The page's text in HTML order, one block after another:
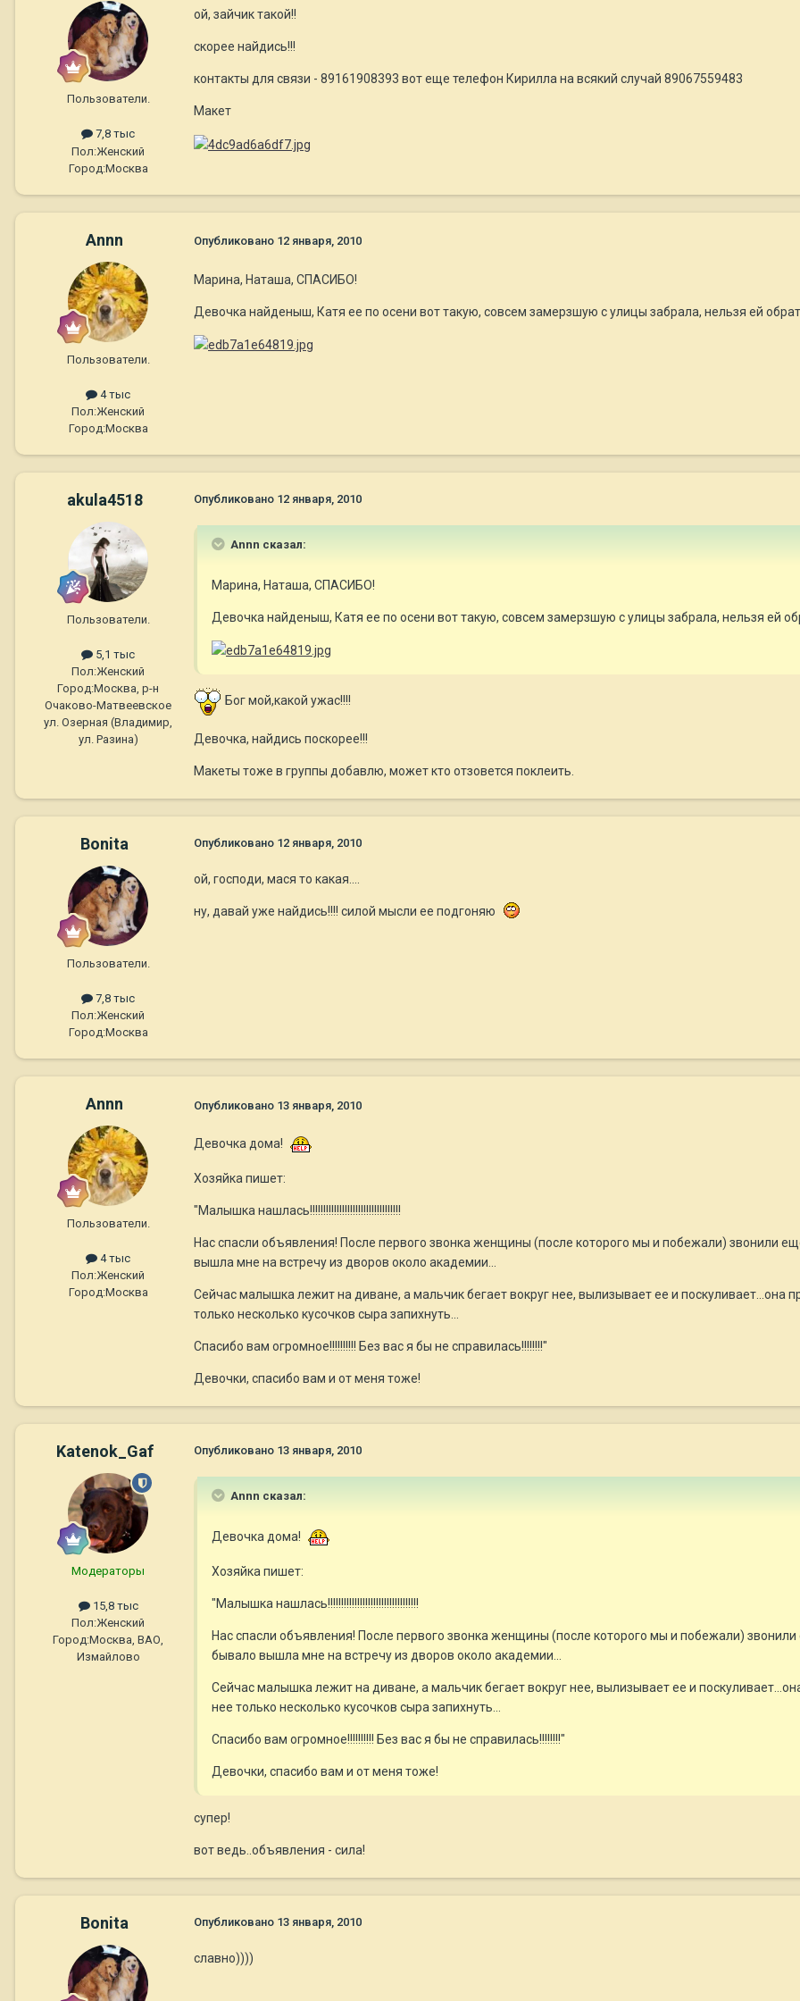
Пользователи.
7,8 тыс
Пол:Женский
Город:Москва
ой, зайчик такой!!
скорее найдись!!!
контакты для связи - 89161908393 вот еще телефон Кирилла на всякий случай 89067559483
Макет
Annn
Пользователи.
4 тыс
Пол:Женский
Город:Москва
Опубликовано 12 января, 2010
Марина, Наташа, СПАСИБО!
Девочка найденыш, Катя ее по осени вот такую, совсем замерзшую с улицы забрала, нельзя ей
akula4518
Пользователи.
5,1 тыс
Пол:Женский
Город:Москва, р-н
Очаково-Матвеевское
ул. Озерная (Владимир,
ул. Разина)
Опубликовано 12 января, 2010
Annn сказал:
Марина, Наташа, СПАСИБО!
Девочка найденыш, Катя ее по осени вот такую, совсем замерзшую с улицы забрала, нельзя ей
Бог мой,какой ужас!!!!
Девочка, найдись поскорее!!!
Макеты тоже в группы добавлю, может кто отзовется поклеить.
Bonita
Пользователи.
7,8 тыс
Пол:Женский
Город:Москва
Опубликовано 12 января, 2010
ой, господи, мася то какая....
ну, давай уже найдись!!!! силой мысли ее подгоняю
Annn
Пользователи.
4 тыс
Пол:Женский
Город:Москва
Опубликовано 13 января, 2010
Девочка дома!
Хозяйка пишет:
"Малышка нашлась!!!!!!!!!!!!!!!!!!!!!!!!!!!!!!!!!!
Нас спасли объявления! После первого звонка женщины (после которого мы и побежали) звонили
вышла мне на встречу из дворов около академии...
Сейчас малышка лежит на диване, а мальчик бегает вокруг нее, вылизывает ее и поскуливает...она
только несколько кусочков сыра запихнуть...
Спасибо вам огромное!!!!!!!!!! Без вас я бы не справилась!!!!!!!!"
Девочки, спасибо вам и от меня тоже!
Katenok_Gaf
Модераторы
15,8 тыс
Пол:Женский
Город:Москва, ВАО,
Измайлово
Опубликовано 13 января, 2010
Annn сказал:
Девочка дома!
Хозяйка пишет:
"Малышка нашлась!!!!!!!!!!!!!!!!!!!!!!!!!!!!!!!!!!
Нас спасли объявления! После первого звонка женщины (после которого мы и побежали) звонили
бывало вышла мне на встречу из дворов около академии...
Сейчас малышка лежит на диване, а мальчик бегает вокруг нее, вылизывает ее и
нее только несколько кусочков сыра запихнуть...
Спасибо вам огромное!!!!!!!!!! Без вас я бы не справилась!!!!!!!!"
Девочки, спасибо вам и от меня тоже!
супер!
вот ведь..объявления - сила!
Bonita Опубликовано 13 января, 2010
славно))))